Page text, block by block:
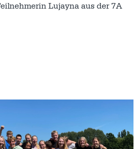
Lujayna aus der 7A